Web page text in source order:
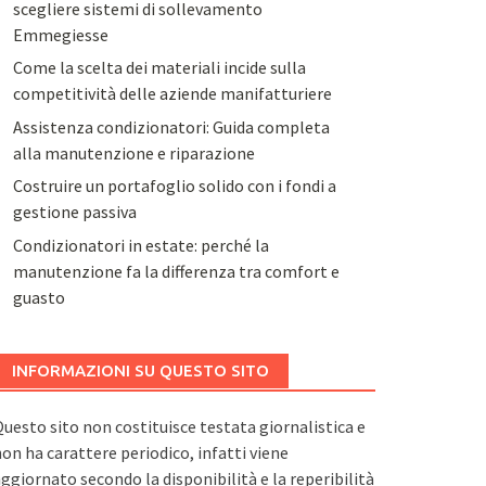
scegliere sistemi di sollevamento
Emmegiesse
Come la scelta dei materiali incide sulla
competitività delle aziende manifatturiere
Assistenza condizionatori: Guida completa
alla manutenzione e riparazione
Costruire un portafoglio solido con i fondi a
gestione passiva
Condizionatori in estate: perché la
manutenzione fa la differenza tra comfort e
guasto
INFORMAZIONI SU QUESTO SITO
sito non costituisce testata giornalistica e
ha carattere periodico, infatti viene
secondo la disponibilità e la reperibilità